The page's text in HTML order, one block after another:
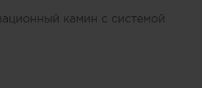
камин с системой